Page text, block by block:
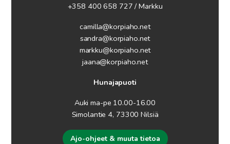
+358 400 658 727 / Markku
camilla@korpiaho.net
sandra@korpiaho.net
markku@korpiaho.net
jaana@korpiaho.net
Hunajapuoti
Auki ma-pe 10.00-16.00
Simolantie 4, 73300 Nilsiä
Ajo-ohjeet & muuta tietoa